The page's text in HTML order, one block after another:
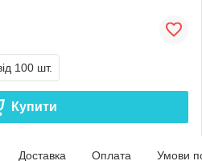
100 шт.
Купити
Доставка Оплата Умови